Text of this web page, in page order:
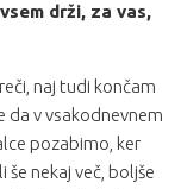
drži, za vas,
naj tudi končam
da v vsakodnevnem
pozabimo, ker
nekaj več, boljše